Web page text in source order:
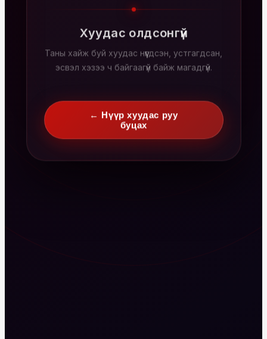
Хуудас олдсонгүй
Таны хайж буй хуудас нүүгдсэн, устгагдсан,
эсвэл хэзээ ч байгаагүй байж магадгүй.
← Нүүр хуудас руу
буцах